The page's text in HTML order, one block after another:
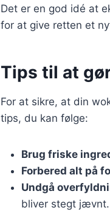
Det er en god idé at
for at give retten et
Tips til at
For at sikre, at din
tips, du kan følge:
Brug friske
Forbered alt på
Undgå
bliver stegt jævnt.